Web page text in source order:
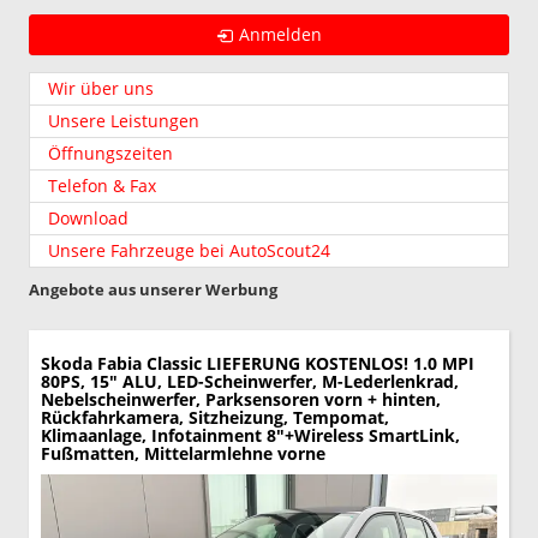
Anmelden
Wir über uns
Unsere Leistungen
Öffnungszeiten
Telefon & Fax
Download
Unsere Fahrzeuge bei AutoScout24
Angebote aus unserer Werbung
Skoda Fabia Classic LIEFERUNG KOSTENLOS! 1.0 MPI
80PS, 15" ALU, LED-Scheinwerfer, M-Lederlenkrad,
Nebelscheinwerfer, Parksensoren vorn + hinten,
Rückfahrkamera, Sitzheizung, Tempomat,
Klimaanlage, Infotainment 8"+Wireless SmartLink,
Fußmatten, Mittelarmlehne vorne